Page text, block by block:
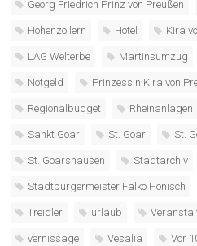
Georg Friedrich Prinz von Preußen
Hohenzollern Hotel Kira
LAG Welterbe Martinsumzug
Notgeld Prinzessin Kira von
Regionalbudget Rheinanlagen
Sankt Goar St. Goar St.
St. Goarshausen Stadtarchiv
Stadtbürgermeister Falko Hönisch
Treidler urlaub
vernissage Vesalia Vor